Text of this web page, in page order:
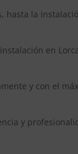
hasta la
en
y con el
y